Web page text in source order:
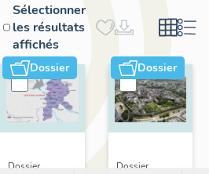
Sélectionner
les résultats
affichés
Dossier
Dossier
Dossier
Dossier